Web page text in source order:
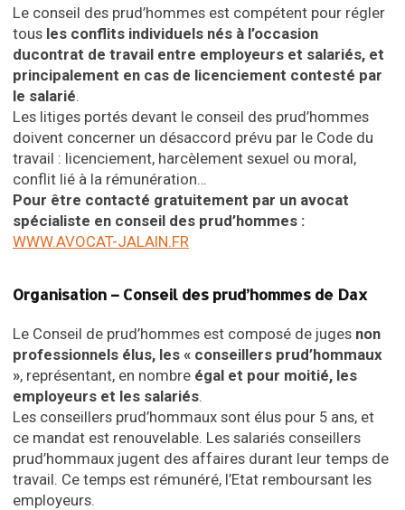
Le conseil des prud’hommes est compétent pour régler
tous les conflits individuels nés à l’occasion
ducontrat de travail entre employeurs et salariés, et
principalement en cas de licenciement contesté par
le salarié.
Les litiges portés devant le conseil des prud’hommes
doivent concerner un désaccord prévu par le Code du
travail : licenciement, harcèlement sexuel ou moral,
conflit lié à la rémunération…
Pour être contacté gratuitement par un avocat
spécialiste en conseil des prud’hommes :
WWW.AVOCAT-JALAIN.FR
Organisation – Conseil des prud’hommes de Dax
Le Conseil de prud’hommes est composé de juges non
professionnels élus, les « conseillers prud’hommaux
», représentant, en nombre égal et pour moitié, les
employeurs et les salariés.
Les conseillers prud’hommaux sont élus pour 5 ans, et
ce mandat est renouvelable. Les salariés conseillers
prud’hommaux jugent des affaires durant leur temps de
travail. Ce temps est rémunéré, l’Etat remboursant les
employeurs.